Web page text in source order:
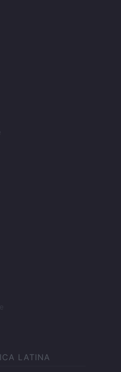
LATINA